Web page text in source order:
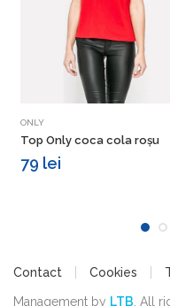
ONLY
Top Only coca cola roșu
79 lei
Contact Cookies
Management by LTB . All